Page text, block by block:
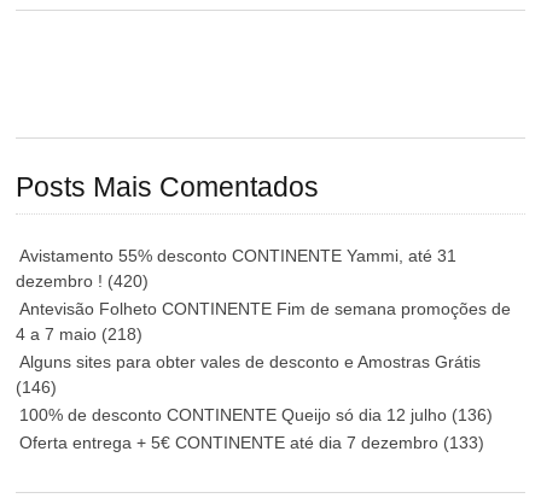
Posts Mais Comentados
Avistamento 55% desconto CONTINENTE Yammi, até 31
dezembro ! (420)
Antevisão Folheto CONTINENTE Fim de semana promoções de
4 a 7 maio (218)
Alguns sites para obter vales de desconto e Amostras Grátis
(146)
100% de desconto CONTINENTE Queijo só dia 12 julho (136)
Oferta entrega + 5€ CONTINENTE até dia 7 dezembro (133)